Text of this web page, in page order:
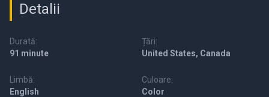
Detalii
Durată:
91 minute
Țări:
United States, Canada
Limbă:
English
Culoare:
Color